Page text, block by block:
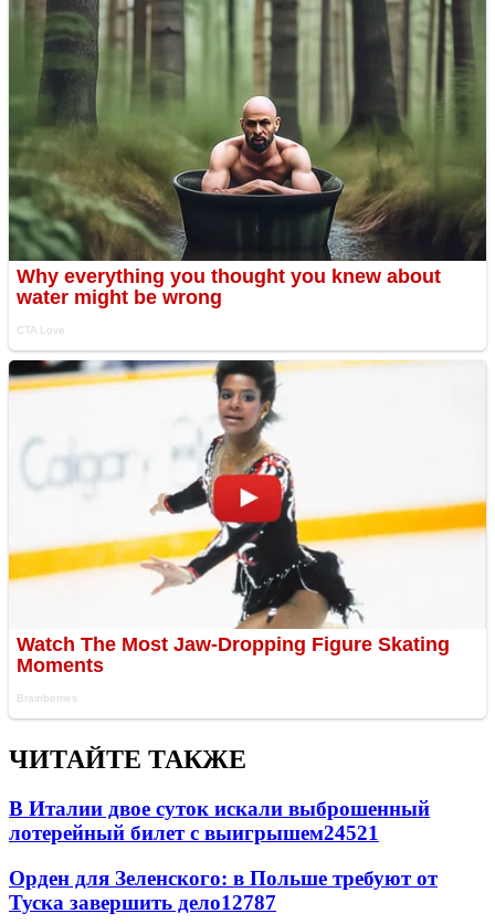
ЧИТАЙТЕ ТАКЖЕ
В Италии двое суток искали выброшенный
лотерейный билет с выигрышем24521
Орден для Зеленского: в Польше требуют от
Туска завершить дело12787